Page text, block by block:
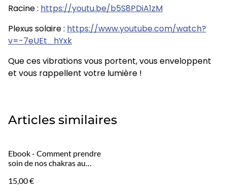
Racine : https://youtu.be/b5S8PDiA1zM
Plexus solaire : https://www.youtube.com/watch?
v=-7eUEt_hYxk
Que ces vibrations vous portent, vous enveloppent
et vous rappellent votre lumière !
Articles similaires
Ebook - Comment prendre
soin de nos chakras au
15,00 €